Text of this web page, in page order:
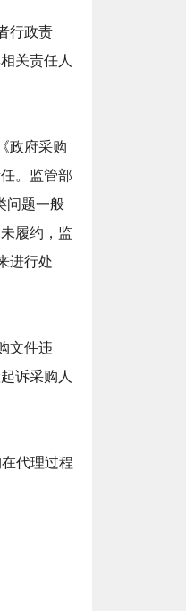
行政责
关责任人
政府采购
。监管部
问题一般
履约，监
进行处
文件违
诉采购人
代理过程